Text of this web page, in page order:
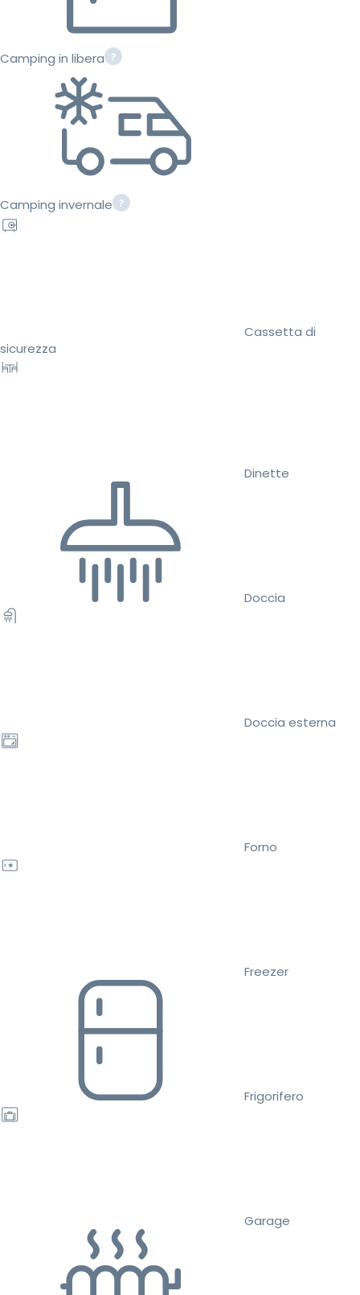
Camping in libera
Camping invernale
Cassetta di
sicurezza
Dinette
Doccia
Doccia esterna
Forno
Freezer
Frigorifero
Garage